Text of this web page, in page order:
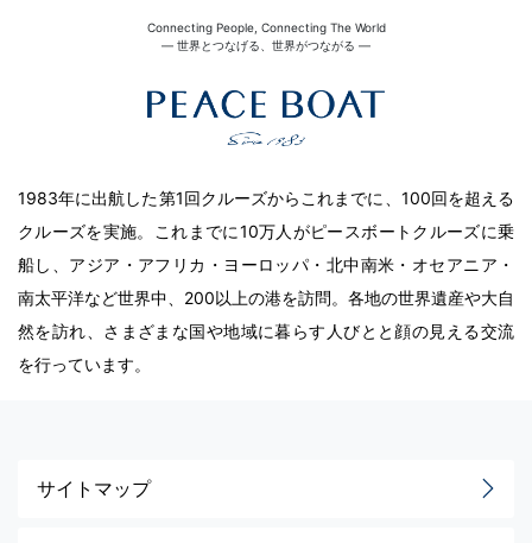
Connecting People, Connecting The World
― 世界とつなげる、世界がつながる ―
1983年に出航した第1回クルーズからこれまでに、100回を超える
クルーズを実施。これまでに10万人がピースボートクルーズに乗
船し、アジア・アフリカ・ヨーロッパ・北中南米・オセアニア・
南太平洋など世界中、200以上の港を訪問。各地の世界遺産や大自
然を訪れ、さまざまな国や地域に暮らす人びとと顔の見える交流
を行っています。
サイトマップ